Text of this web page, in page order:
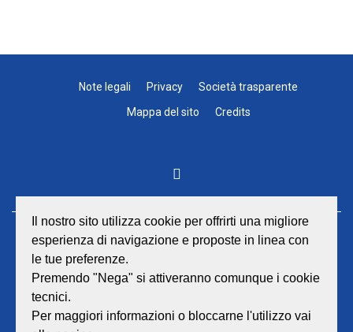
Note legali Privacy
Società trasparente
Mappa del sito
Credits
GEAT Srl
Sede legale e amministrativa:
Viale Lombardia 17 - 47838 Riccione
Capitale sociale euro 12.233.943,00 I.V.
Il nostro sito utilizza cookie per offrirti una migliore
esperienza di navigazione e proposte in linea con
le tue preferenze.
Premendo "Nega" si attiveranno comunque i cookie
tecnici.
Per maggiori informazioni o bloccarne l'utilizzo vai